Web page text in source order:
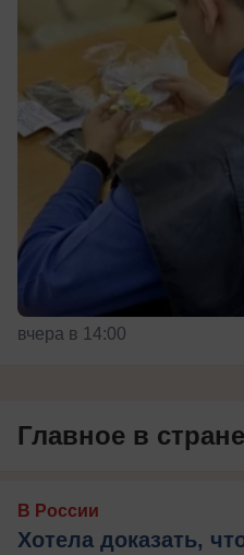
вчера в 14:00
Главное в стране
В России
Хотела доказать,